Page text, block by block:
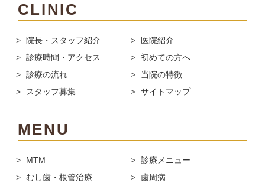
CLINIC
院長・スタッフ紹介
医院紹介
診療時間・アクセス
初めての方へ
診療の流れ
当院の特徴
スタッフ募集
サイトマップ
MENU
MTM
診療メニュー
むし歯・根管治療
歯周病